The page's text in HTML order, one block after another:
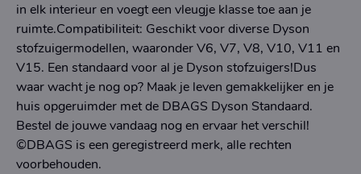
in elk interieur en voegt een vleugje klasse toe aan je
ruimte.Compatibiliteit: Geschikt voor diverse Dyson
stofzuigermodellen, waaronder V6, V7, V8, V10, V11 en
V15. Een standaard voor al je Dyson stofzuigers!Dus
waar wacht je nog op? Maak je leven gemakkelijker en je
huis opgeruimder met de DBAGS Dyson Standaard.
Bestel de jouwe vandaag nog en ervaar het verschil!
©DBAGS is een geregistreerd merk, alle rechten
voorbehouden.